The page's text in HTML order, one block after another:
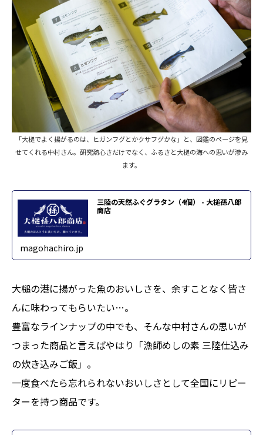
「大槌でよく揚がるのは、ヒガンフグとかクサフグかな」と、図鑑のページを見
せてくれる中村さん。研究熱心さだけでなく、ふるさと大槌の海への思いが滲み
ます。
三陸の天然ふぐグラタン（4個） - 大槌孫八郎
商店
magohachiro.jp
大槌の港に揚がった魚のおいしさを、余すことなく皆さ
んに味わってもらいたい…。
豊富なラインナップの中でも、そんな中村さんの思いが
つまった商品と言えばやはり「漁師めしの素 三陸仕込み
の炊き込みご飯」。
一度食べたら忘れられないおいしさとして全国にリピー
ターを持つ商品です。